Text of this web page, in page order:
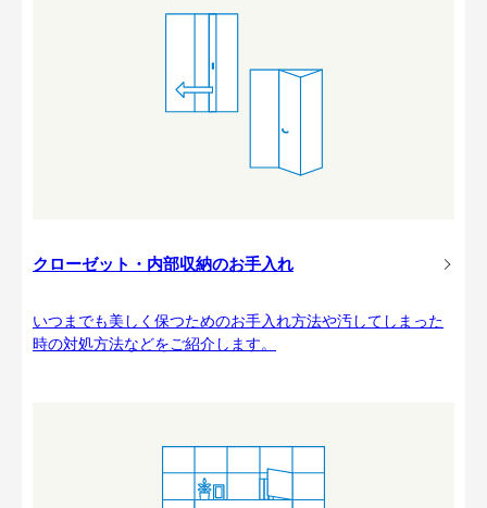
クローゼット・内部収納のお手入れ
いつまでも美しく保つためのお手入れ方法や汚してしまった
時の対処方法などをご紹介します。